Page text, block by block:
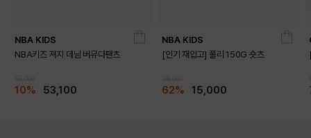
NBA KIDS
NBA키즈 져지 데님 버뮤다팬츠
10% 53,100
NBA KIDS
[인기 재입고] 폴리 150G 숏츠
62% 15,000